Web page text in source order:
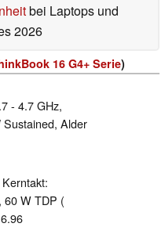
bei Laptops und
2026
16 G4+ Serie)
- 4.7 GHz,
Alder
Kerntakt:
60 W TDP (